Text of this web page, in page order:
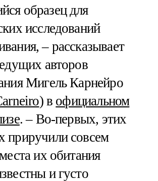
образец для
исследований
– рассказывает
авторов
Мигель Карнейро
) в официальном
. – Во-первых, этих
приручили совсем
их обитания
и густо